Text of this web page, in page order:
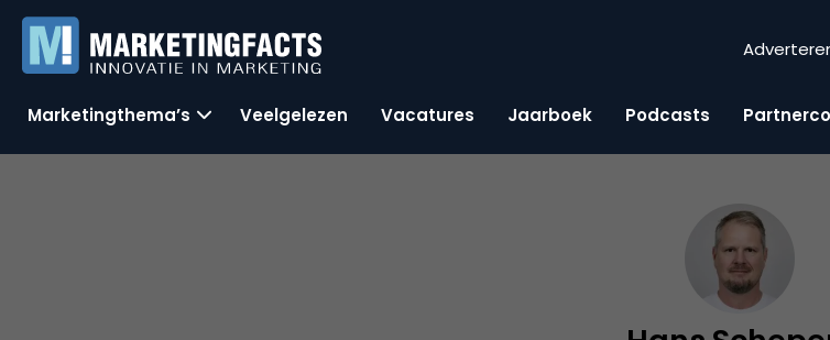
Marketingthema’s Veelgelezen Vacatures Jaarboek Podcasts